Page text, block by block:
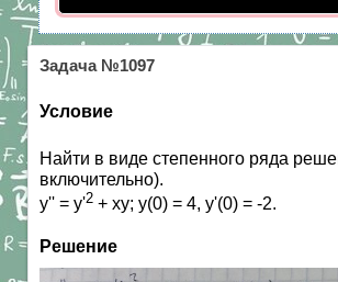
Задача №1097
Условие
Найти в виде степенного ряда
включительно).
y'' = y'2 + xy; y(0) = 4, y'(0) = -2.
Решение